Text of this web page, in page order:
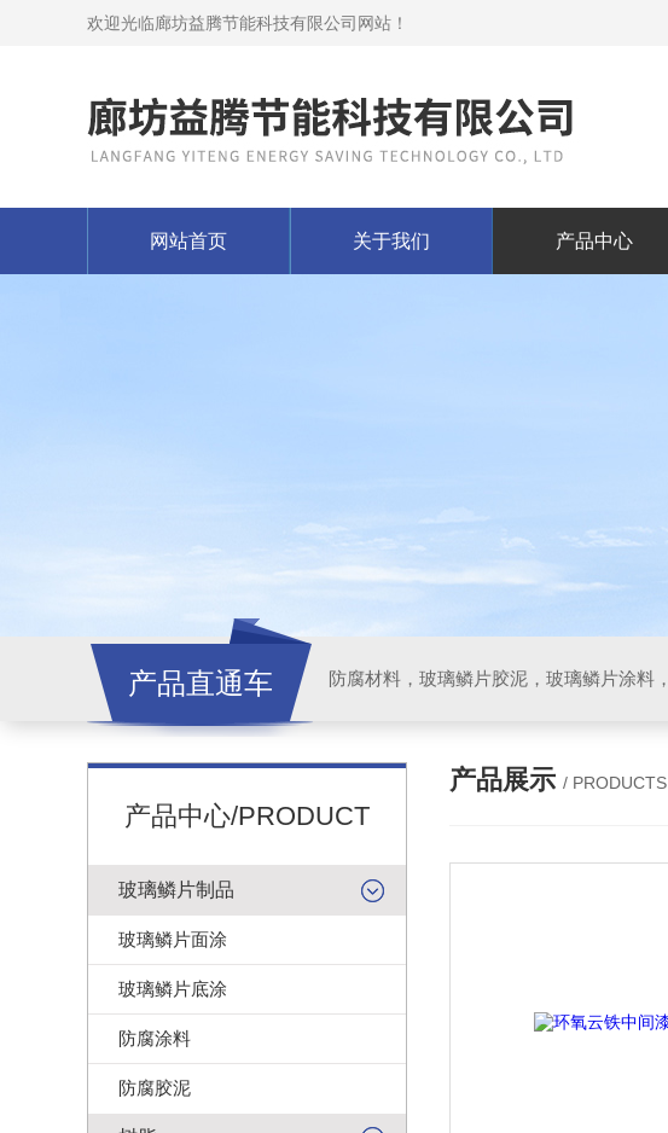
欢迎光临廊坊益腾节能科技有限公司网站！
网站首页 关于我们 产品中心
产品直通车
产品中心/PRODUCT
玻璃鳞片制品
玻璃鳞片面涂
玻璃鳞片底涂
防腐涂料
防腐胶泥
产品展示 / PRODUCTS